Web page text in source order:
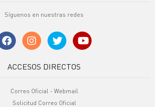
Síguenos en nuestras redes
ACCESOS DIRECTOS
Correo Oficial - Webmail
Solicitud Correo Oficial